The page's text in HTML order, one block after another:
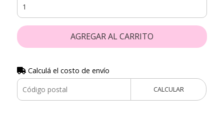
AGREGAR AL CARRITO
Calculá el costo de envío
CALCULAR